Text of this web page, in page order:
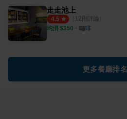
走走池上
4.5 （ 12則評論）
均消 $350 ・ 咖啡
更多餐廳排名